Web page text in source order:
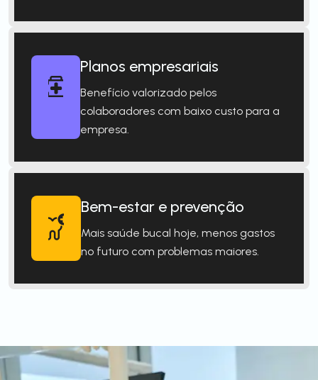
Planos empresariais
Benefício valorizado pelos
colaboradores com baixo custo para a
empresa.
Bem-estar e prevenção
Mais saúde bucal hoje, menos gastos
no futuro com problemas maiores.